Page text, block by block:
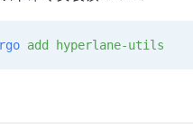
add hyperlane-utils